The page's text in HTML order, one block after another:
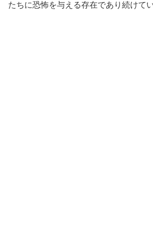
たちに恐怖を与える存在であり続けてい